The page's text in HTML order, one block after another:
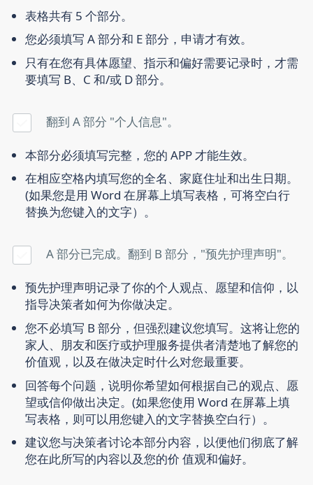
表格共有 5 个部分。
您必须填写 A 部分和 E 部分，申请才有效。
只有在您有具体愿望、指示和偏好需要记录时，才需
要填写 B、C 和/或 D 部分。
翻到 A 部分 "个人信息"。
本部分必须填写完整，您的 APP 才能生效。
在相应空格内填写您的全名、家庭住址和出生日期。
(如果您是用 Word 在屏幕上填写表格，可将空白行
替换为您键入的文字）。
A 部分已完成。翻到 B 部分，"预先护理声明"。
预先护理声明记录了你的个人观点、愿望和信仰，以
指导决策者如何为你做决定。
您不必填写 B 部分，但强烈建议您填写。这将让您的
家人、朋友和医疗或护理服务提供者清楚地了解您的
价值观，以及在做决定时什么对您最重要。
回答每个问题，说明你希望如何根据自己的观点、愿
望或信仰做出决定。(如果您使用 Word 在屏幕上填
写表格，则可以用您键入的文字替换空白行）。
建议您与决策者讨论本部分内容，以便他们彻底了解
您在此所写的内容以及您的价 值观和偏好。